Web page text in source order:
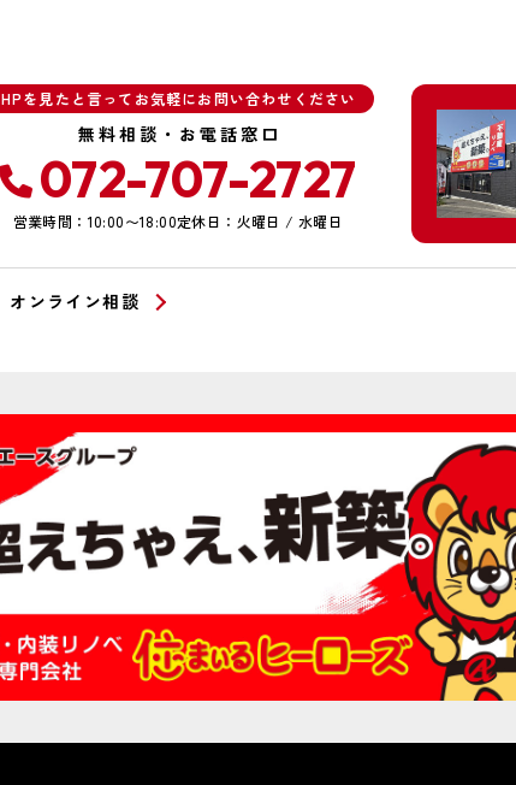
HPを見たと言ってお気軽にお問い合わせください
無料相談・お電話窓口
072-707-2727
営業時間：10:00〜18:00定休日：火曜日 / 水曜日
オンライン相談